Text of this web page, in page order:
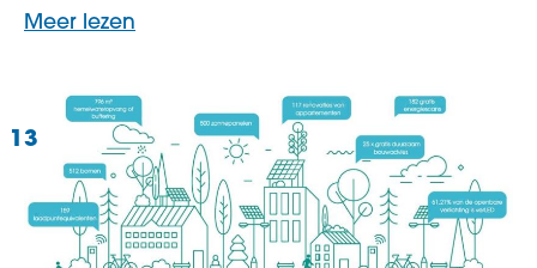
Meer lezen